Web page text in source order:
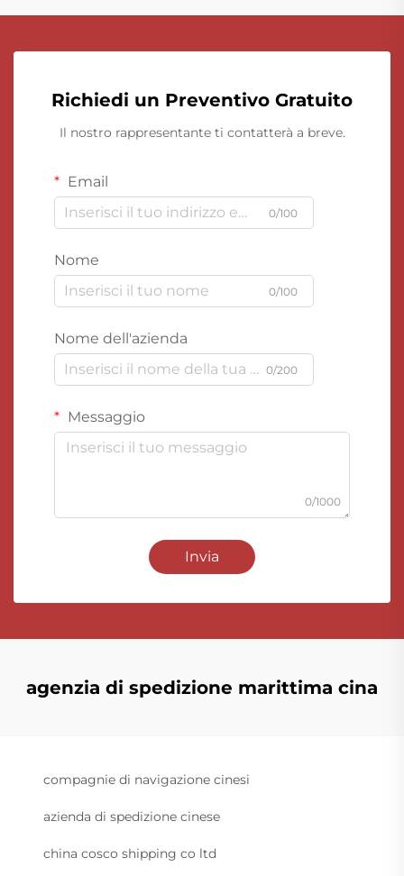
Richiedi un Preventivo Gratuito
Il nostro rappresentante ti contatterà a breve.
Email
0/100
Nome
0/100
Nome dell'azienda
0/200
Messaggio
0/1000
Invia
agenzia di spedizione marittima cina
compagnie di navigazione cinesi
azienda di spedizione cinese
china cosco shipping co ltd